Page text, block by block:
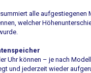
alle aufgestiegenen
welcher
Uhr können – je nach
und jederzeit wieder